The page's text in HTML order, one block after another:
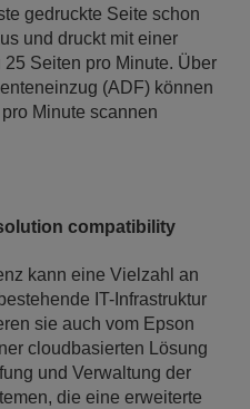
gedruckte Seite schon
und druckt mit einer
Seiten pro Minute. Über
(ADF) können
Minute scannen
compatibility
kann eine Vielzahl an
IT-Infrastruktur
sie auch vom Epson
cloudbasierten Lösung
und Verwaltung der
die eine erweiterte